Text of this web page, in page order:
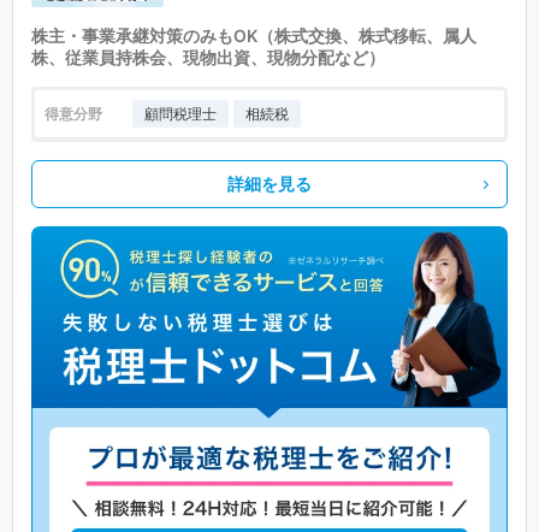
株主・事業承継対策のみもOK（株式交換、株式移転、属人
株、従業員持株会、現物出資、現物分配など）
得意分野 顧問税理士 相続税
詳細を見る